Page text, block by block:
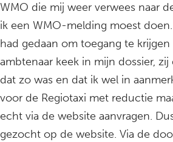
WMO die mij weer verwees naar
ik een WMO-melding moest
had gedaan om toegang te krijgen
ambtenaar keek in mijn dossier,
dat zo was en dat ik wel in
voor de Regiotaxi met reductie
echt via de website aanvragen.
gezocht op de website. Via de